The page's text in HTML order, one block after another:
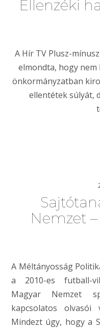
Ellenzéki
A Hír TV Plusz-
elmondta, hogy
önkormányzatban
ellentétek súlyát,
Nemzet –
A Méltányosság
a 2010-es futball-
Magyar Nemzet
kapcsolatos olvasói
Mindezt úgy, hogy a